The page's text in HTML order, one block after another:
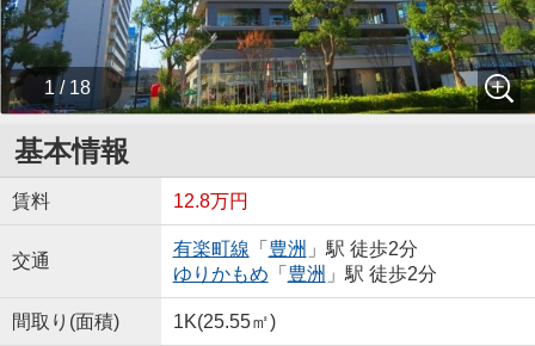
1 / 18
基本情報
賃料 12.8万円
交通
有楽町線 「 豊洲 」駅 徒歩2分
ゆりかもめ 「 豊洲 」駅 徒歩2分
間取り(面積) 1K(25.55㎡)